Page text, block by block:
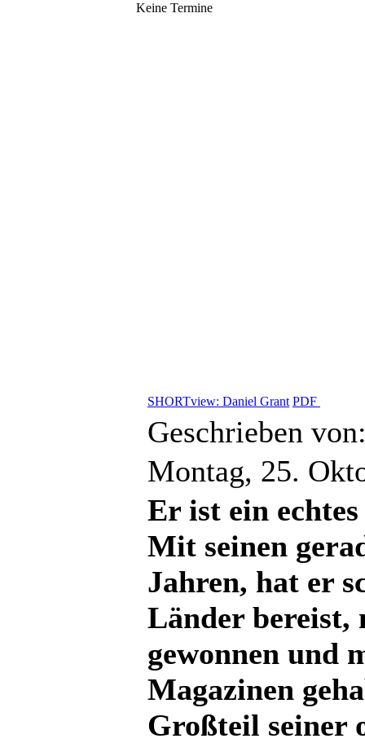
Keine Termine
SHORTview: Daniel Grant PDF
Geschrieben
Montag, 25.
Er ist ein
Mit seinen
Jahren, hat er
Länder bereist,
gewonnen und
Magazinen
Großteil seiner